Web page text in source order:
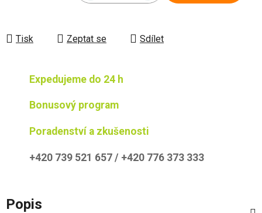
Tisk Zeptat se Sdílet
Expedujeme do 24 h
Bonusový program
Poradenství a zkušenosti
+420 739 521 657 / +420 776 373 333
Popis